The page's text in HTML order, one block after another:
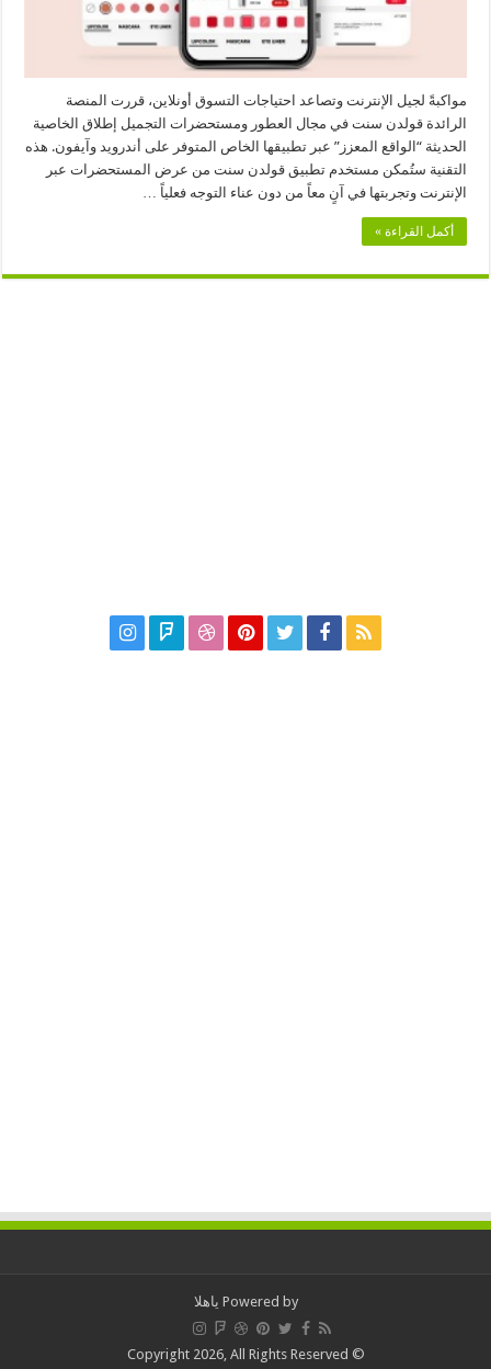
مغلقة
مواكبةً لجيل الإنترنت وتصاعد احتياجات التسوق أونلاين، قررت المنصة
الرائدة قولدن سنت في مجال العطور ومستحضرات التجميل إطلاق الخاصية
الحديثة “الواقع المعزز” عبر تطبيقها الخاص المتوفر على أندرويد وآيفون. هذه
التقنية ستُمكن مستخدم تطبيق قولدن سنت من عرض المستحضرات عبر
الإنترنت وتجربتها في آنٍ معاً من دون عناء التوجه فعلياً …
أكمل القراءة »
Powered by ياهلا
© Copyright 2026, All Rights Reserved